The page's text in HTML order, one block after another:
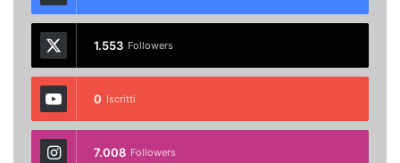
1.553 Followers
0 Iscritti
7.008 Followers